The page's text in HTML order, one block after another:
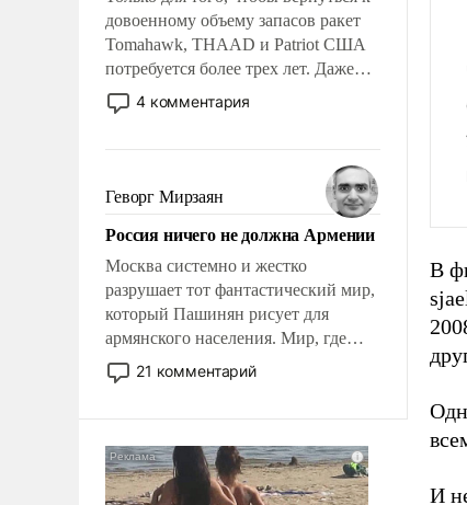
довоенному объему запасов ракет
Tomahawk, THAAD и Patriot США
потребуется более трех лет. Даже
небольшая война с Ираном
опустошила американские
уязвимости США, например, перед
Китаем.
4 комментария
Геворг Мирзаян
Россия ничего не должна Армении
Москва системно и жестко
разрушает тот фантастический мир,
который Пашинян рисует для
армянского населения. Мир, где
политические прожекты будут
безусловно оплачиваться за счет
нужно отвечать.
21 комментарий
В
И